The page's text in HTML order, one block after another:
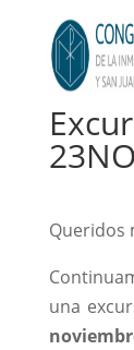
Queridos
una